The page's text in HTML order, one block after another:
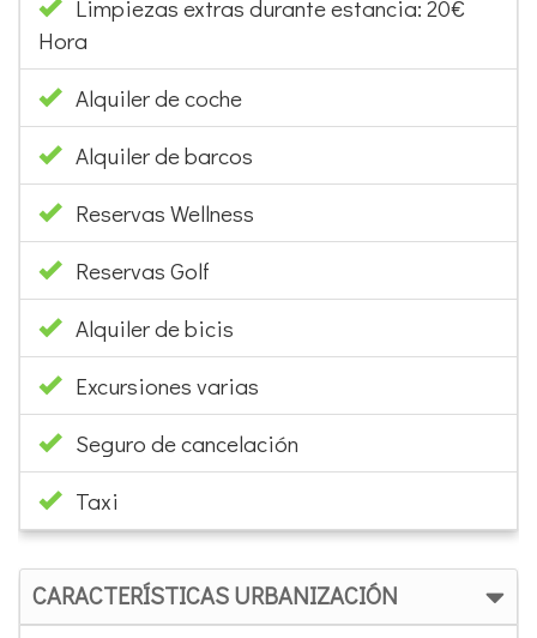
Limpiezas extras durante estancia: 20€
Hora
Alquiler de coche
Alquiler de barcos
Reservas Wellness
Reservas Golf
Alquiler de bicis
Excursiones varias
Seguro de cancelación
Taxi
CARACTERÍSTICAS URBANIZACIÓN